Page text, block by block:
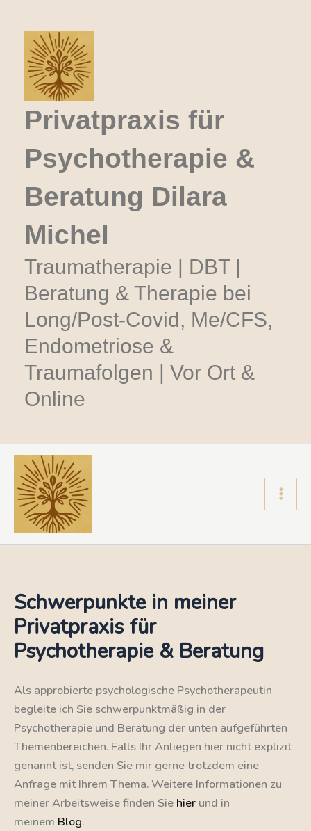
Privatpraxis für
Psychotherapie &
Beratung Dilara
Michel
Traumatherapie | DBT |
Beratung & Therapie bei
Long/Post-Covid, Me/CFS,
Endometriose &
Traumafolgen | Vor Ort &
Online
Inhalt
springen
Schwerpunkte in meiner
Privatpraxis für
Psychotherapie & Beratung
Als approbierte psychologische Psychotherapeutin
begleite ich Sie schwerpunktmäßig in der
Psychotherapie und Beratung der unten aufgeführten
Themenbereichen. Falls Ihr Anliegen hier nicht explizit
genannt ist, senden Sie mir gerne trotzdem eine
Anfrage mit Ihrem Thema. Weitere Informationen zu
meiner Arbeitsweise finden Sie hier und in
meinem Blog.